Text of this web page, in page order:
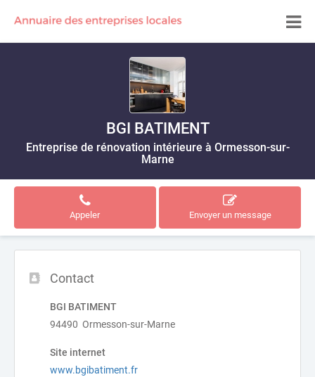
BGI BATIMENT
Entreprise de rénovation intérieure à Ormesson-sur-
Marne
Appeler Envoyer un message
Contact
BGI BATIMENT
94490 Ormesson-sur-Marne
Site internet
www.bgibatiment.fr